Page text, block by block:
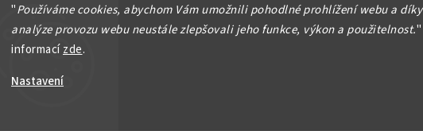
"Používáme cookies, abychom Vám umožnili pohodlné prohlížení webu a díky
analýze provozu webu neustále zlepšovali jeho funkce, výkon a použitelnost."
informacízde.
Nastavení
AE Denarius (Tzv. Limes Denarius), Vojenská
mincovna při Rýnu, 200, Rv:CERERI FRVGIF, Ceres
sedící zleva drží klasy a pochodeň, RIC.546, RSC.-,